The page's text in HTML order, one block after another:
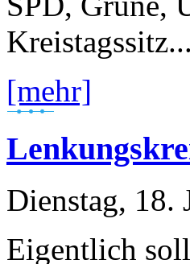
Kreistagssitz...
[mehr]
Dienstag, 18.
Eigentlich